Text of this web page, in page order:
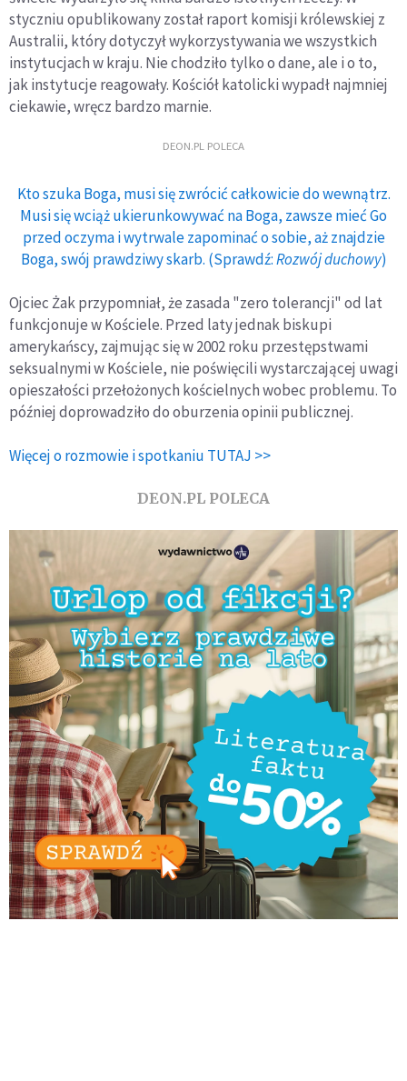
styczniu opublikowany został raport komisji królewskiej z
Australii, który dotyczył wykorzystywania we wszystkich
instytucjach w kraju. Nie chodziło tylko o dane, ale i o to,
jak instytucje reagowały. Kościół katolicki wypadł najmniej
ciekawie, wręcz bardzo marnie.
DEON.PL POLECA
Kto szuka Boga, musi się zwrócić całkowicie do wewnątrz.
Musi się wciąż ukierunkowywać na Boga, zawsze mieć Go
przed oczyma i wytrwale zapominać o sobie, aż znajdzie
Boga, swój prawdziwy skarb. (Sprawdź:Rozwój duchowy)
Ojciec Żak przypomniał, że zasada "zero tolerancji" od lat
funkcjonuje w Kościele. Przed laty jednak biskupi
amerykańscy, zajmując się w 2002 roku przestępstwami
seksualnymi w Kościele, nie poświęcili wystarczającej uwagi
opieszałości przełożonych kościelnych wobec problemu. To
później doprowadziło do oburzenia opinii publicznej.
Więcej o rozmowie i spotkaniu TUTAJ >>
DEON.PL POLECA